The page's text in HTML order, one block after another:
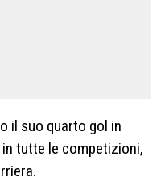
il suo quarto gol in
tutte le competizioni,